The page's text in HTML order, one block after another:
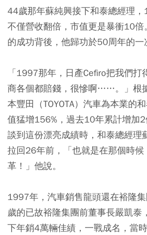
44歲那年蘇純興接下和泰總經理
不僅營收翻倍，市值更是暴衝10倍
的成功背後，他歸功於50周年的
「1997那年，日產Cefiro把我們打
商各個都賠錢，很慘啊……。」根
本豐田（TOYOTA）汽車為本業的
值猛增156%，過去10年累計增加
談到這份漂亮成績時，和泰總經理
拉回26年前，「也就是在那個時候
革！」他說。
1997年，汽車銷售龍頭還在裕隆
歲的已故裕隆集團前董事長嚴凱泰
下年銷4萬輛佳績，一戰成名，當